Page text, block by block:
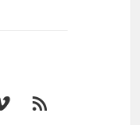
Feed